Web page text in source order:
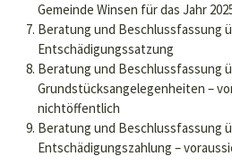
Gemeinde Winsen für das Jahr
Beratung und Beschlussfassung
Entschädigungssatzung
Beratung und Beschlussfassung
Grundstücksangelegenheiten –
nichtöffentlich
Beratung und Beschlussfassung
Entschädigungszahlung –